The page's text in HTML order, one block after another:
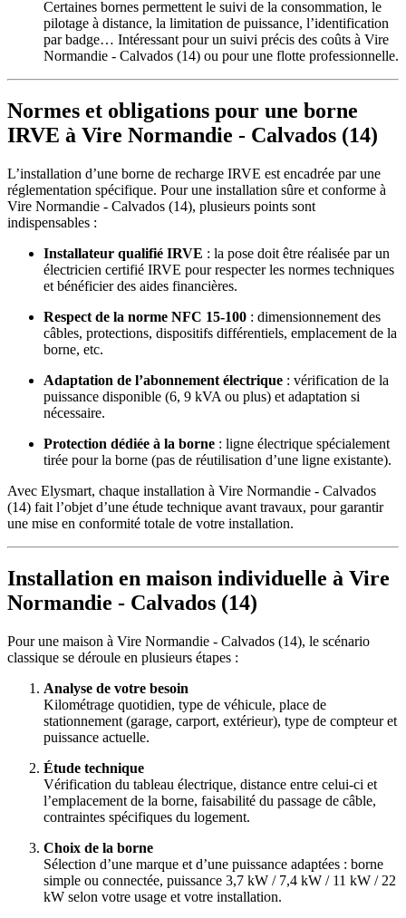
Certaines bornes permettent le suivi de la consommation, le
pilotage à distance, la limitation de puissance, l’identification
par badge… Intéressant pour un suivi précis des coûts à Vire
Normandie - Calvados (14) ou pour une flotte professionnelle.
Normes et obligations pour une borne
IRVE à Vire Normandie - Calvados (14)
L’installation d’une borne de recharge IRVE est encadrée par une
réglementation spécifique. Pour une installation sûre et conforme à
Vire Normandie - Calvados (14), plusieurs points sont
indispensables :
Installateur qualifié IRVE : la pose doit être réalisée par un
électricien certifié IRVE pour respecter les normes techniques
et bénéficier des aides financières.
Respect de la norme NFC 15-100 : dimensionnement des
câbles, protections, dispositifs différentiels, emplacement de la
borne, etc.
Adaptation de l’abonnement électrique : vérification de la
puissance disponible (6, 9 kVA ou plus) et adaptation si
nécessaire.
Protection dédiée à la borne : ligne électrique spécialement
tirée pour la borne (pas de réutilisation d’une ligne existante).
Avec Elysmart, chaque installation à Vire Normandie - Calvados
(14) fait l’objet d’une étude technique avant travaux, pour garantir
une mise en conformité totale de votre installation.
Installation en maison individuelle à Vire
Normandie - Calvados (14)
Pour une maison à Vire Normandie - Calvados (14), le scénario
classique se déroule en plusieurs étapes :
Analyse de votre besoin
Kilométrage quotidien, type de véhicule, place de
stationnement (garage, carport, extérieur), type de compteur et
puissance actuelle.
Étude technique
Vérification du tableau électrique, distance entre celui-ci et
l’emplacement de la borne, faisabilité du passage de câble,
contraintes spécifiques du logement.
Choix de la borne
Sélection d’une marque et d’une puissance adaptées : borne
simple ou connectée, puissance 3,7 kW / 7,4 kW / 11 kW / 22
kW selon votre usage et votre installation.